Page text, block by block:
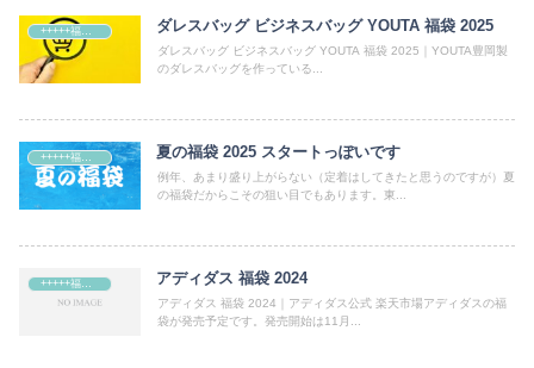
+++++福袋++++++ ダレスバッグ ビジネスバッグ YOUTA 福袋 2025
ダレスバッグ ビジネスバッグ YOUTA 福袋 2025｜YOUTA豊岡製
のダレスバッグを作っている...
+++++福袋++++++ 夏の福袋 2025 スタートっぽいです
例年、あまり盛り上がらない（定着はしてきたと思うのですが）夏
の福袋だからこその狙い目でもあります。東...
アディダス 福袋 2024
アディダス 福袋 2024｜アディダス公式 楽天市場アディダスの福
袋が発売予定です。発売開始は11月...